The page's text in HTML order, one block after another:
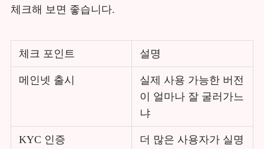
체크해 보면 좋습니다.
체크 포인트 설명
메인넷 출시
실제 사용 가능한 버전
이 얼마나 잘 굴러가느
냐
KYC 인증
더 많은 사용자가 실명